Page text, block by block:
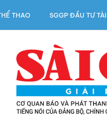
THAO SGGP ĐẦU TƯ